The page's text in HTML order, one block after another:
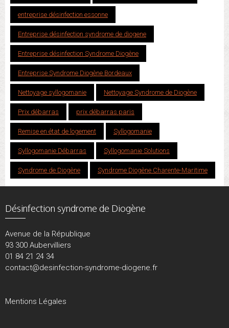
entreprise désinfection essonne
Entreprise désinfection syndrome de diogene
Entreprise désinfection Syndrome Diogène
Entreprise Syndrome Diogène Bordeaux
Nettoyage syllogomanie Nettoyage Syndrome de Diogène
Prix débarras prix débarras paris
Remise en état de logement Syllogomanie
Syllogomanie Débarras Syllogomanie Solutions
Syndrome de Diogène Syndrome Diogène Charente-Maritime
Désinfection syndrome de Diogène
Avenue de la République
93 300 Aubervilliers
01 84 21 24 34
contact@desinfection-syndrome-diogene.fr
Mentions Légales